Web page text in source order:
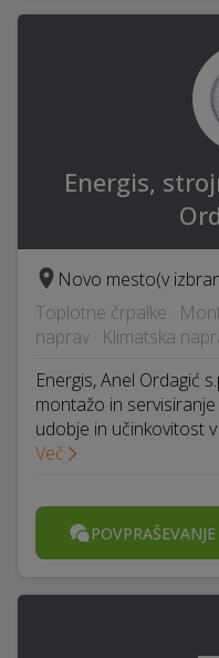
Energis,
Novo mesto(v
Toplotne črpalke ·
naprav · Klimatska
Energis, Anel Ordagić
montažo in
udobje in učinkovitost
Več
POVPRAŠEVANJE